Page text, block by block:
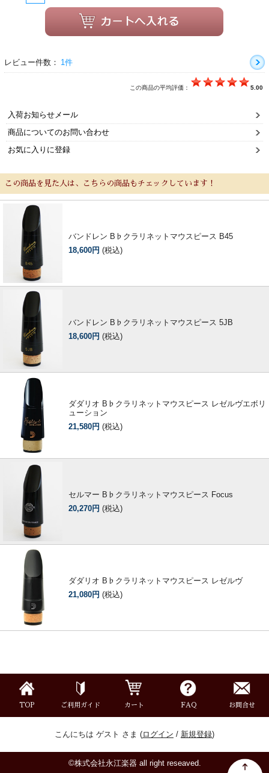
レビュー件数： 1件
この商品の平均評価： 5.00
入荷お知らせメール
商品についてのお問い合わせ
お気に入りに登録
この商品を見た人は、こちらの商品もチェックしています！
バンドレン B♭クラリネットマウスピース B45
18,600円 (税込)
バンドレン B♭クラリネットマウスピース 5JB
18,600円 (税込)
ダダリオ B♭クラリネットマウスピース レゼルヴエボリ
ューション
21,580円 (税込)
セルマー B♭クラリネットマウスピース Focus
20,270円 (税込)
ダダリオ B♭クラリネットマウスピース レゼルヴ
21,080円 (税込)
TOP ご利用ガイド カート FAQ お問合せ
こんにちは ゲスト さま (ログイン / 新規登録)
©株式会社永江楽器 all right reseaved.